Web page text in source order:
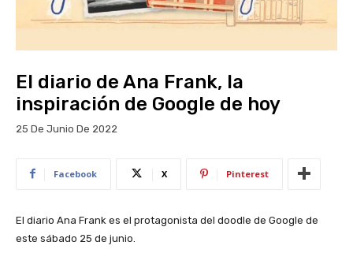
El diario de Ana Frank, la
inspiración de Google de hoy
25 De Junio De 2022
Facebook X Pinterest
El diario Ana Frank es el protagonista del doodle de Google de
este sábado 25 de junio.